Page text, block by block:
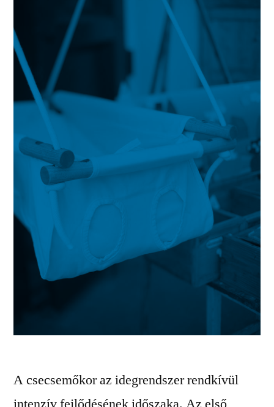
A csecsemőkor az idegrendszer rendkívül